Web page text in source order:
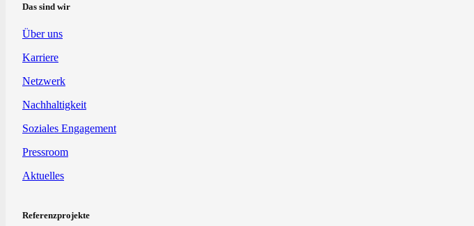
Das sind wir
Über uns
Karriere
Netzwerk
Nachhaltigkeit
Soziales Engagement
Pressroom
Aktuelles
Referenzprojekte